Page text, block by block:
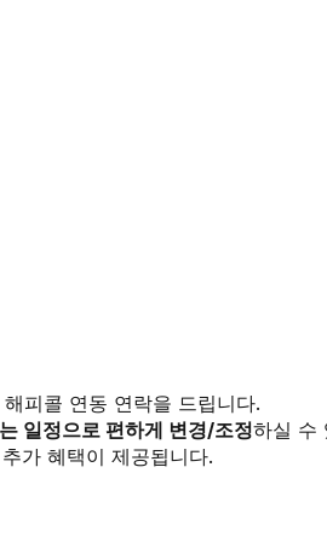
피콜 연동 연락을 드립니다.
일정으로 편하게 변경/조정하실 수
가 혜택이 제공됩니다.